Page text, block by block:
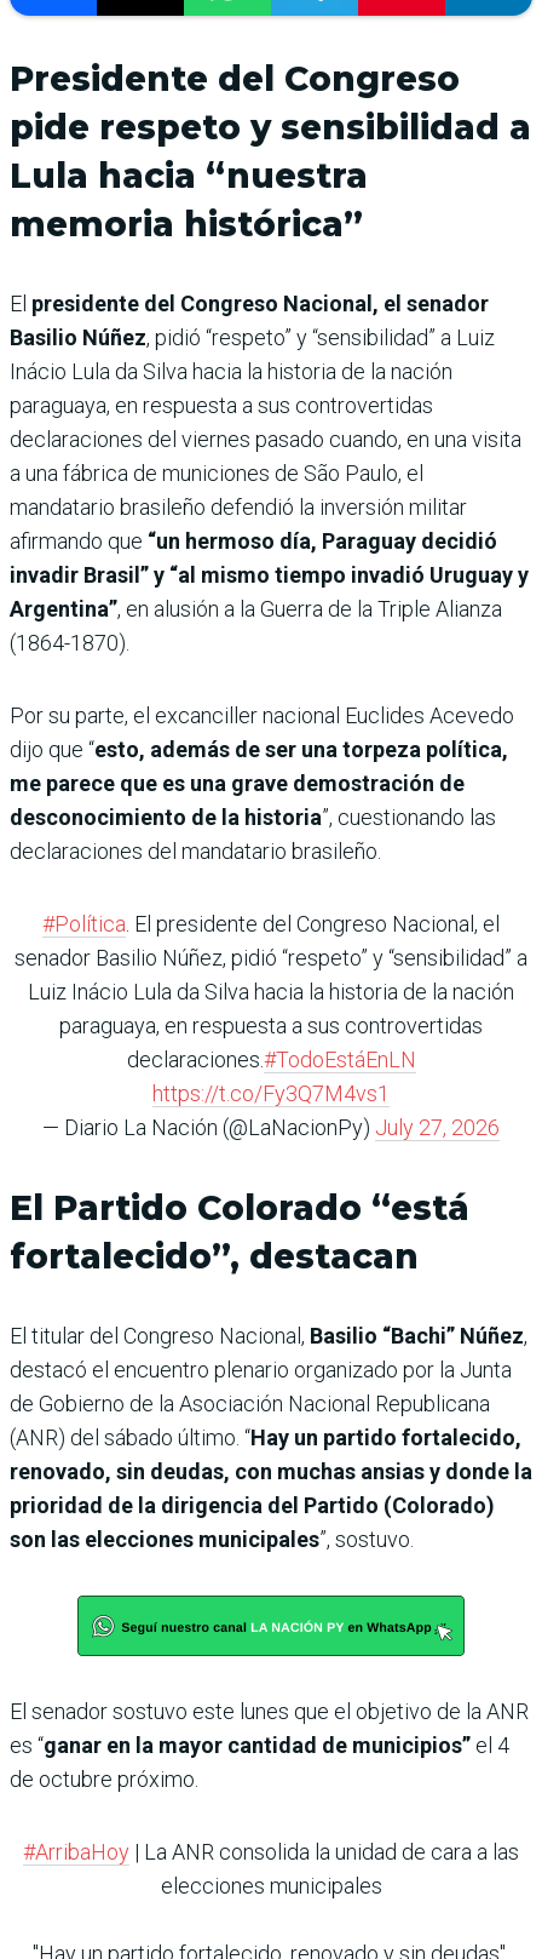
Presidente del Congreso
pide respeto y sensibilidad a
Lula hacia “nuestra
memoria histórica”
El presidente del Congreso Nacional, el senador
Basilio Núñez, pidió “respeto” y “sensibilidad” a Luiz
Inácio Lula da Silva hacia la historia de la nación
paraguaya, en respuesta a sus controvertidas
declaraciones del viernes pasado cuando, en una visita
a una fábrica de municiones de São Paulo, el
mandatario brasileño defendió la inversión militar
afirmando que “un hermoso día, Paraguay decidió
invadir Brasil” y “al mismo tiempo invadió Uruguay y
Argentina”, en alusión a la Guerra de la Triple Alianza
(1864-1870).
Por su parte, el excanciller nacional Euclides Acevedo
dijo que “esto, además de ser una torpeza política,
me parece que es una grave demostración de
desconocimiento de la historia”, cuestionando las
declaraciones del mandatario brasileño.
#Política . El presidente del Congreso Nacional, el
senador Basilio Núñez, pidió “respeto” y “sensibilidad” a
Luiz Inácio Lula da Silva hacia la historia de la nación
paraguaya, en respuesta a sus controvertidas
declaraciones.#TodoEstáEnLN
https://t.co/Fy3Q7M4vs1
— Diario La Nación (@LaNacionPy) July 27, 2026
El Partido Colorado “está
fortalecido”, destacan
El titular del Congreso Nacional, Basilio “Bachi” Núñez,
destacó el encuentro plenario organizado por la Junta
de Gobierno de la Asociación Nacional Republicana
(ANR) del sábado último. “Hay un partido fortalecido,
renovado, sin deudas, con muchas ansias y donde la
prioridad de la dirigencia del Partido (Colorado)
son las elecciones municipales”, sostuvo.
El senador sostuvo este lunes que el objetivo de la ANR
es “ganar en la mayor cantidad de municipios” el 4
de octubre próximo.
#ArribaHoy | La ANR consolida la unidad de cara a las
elecciones municipales
"Hay un partido fortalecido, renovado y sin deudas".